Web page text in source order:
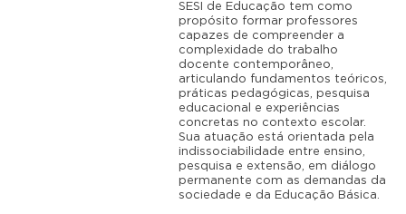
SESI de Educação tem como
propósito formar professores
capazes de compreender a
complexidade do trabalho
docente contemporâneo,
articulando fundamentos teóricos,
práticas pedagógicas, pesquisa
educacional e experiências
concretas no contexto escolar.
Sua atuação está orientada pela
indissociabilidade entre ensino,
pesquisa e extensão, em diálogo
permanente com as demandas da
sociedade e da Educação Básica.